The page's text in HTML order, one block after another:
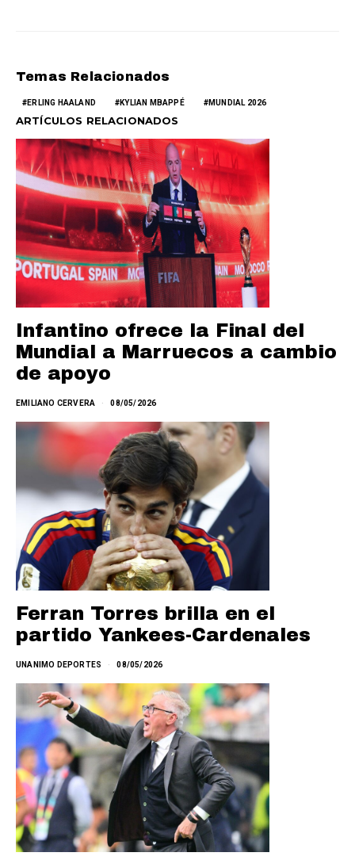
Temas Relacionados
ERLING HAALAND KYLIAN MBAPPÉ MUNDIAL 2026
ARTÍCULOS RELACIONADOS
Infantino ofrece la Final del
Mundial a Marruecos a cambio
de apoyo
EMILIANO CERVERA 08/05/2026
Ferran Torres brilla en el
partido Yankees-Cardenales
UNANIMO DEPORTES 08/05/2026